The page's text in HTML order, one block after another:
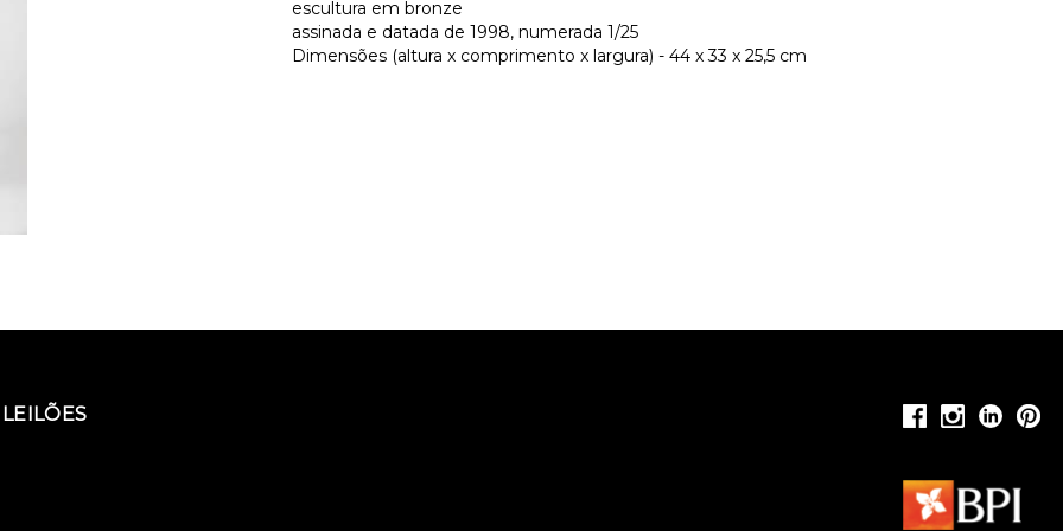
escultura em bronze
assinada e datada de 1998, numerada 1/25
Dimensões (altura x comprimento x largura) - 44 x 33 x 25,5 cm